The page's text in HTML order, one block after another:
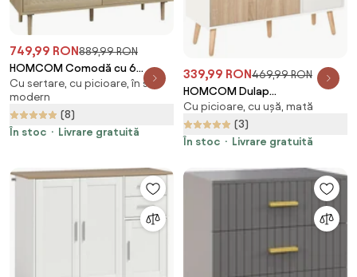
749,99 RON889,99 RON
HOMCOM Comodă cu 6
sertare, sertar de depozitare
înalt | Aosom Romania
Cu sertare, cu picioare, în stil
modern
(8)
În stoc
Livrare gratuită
339,99 RON469,99 RON
HOMCOM Dulap
Multifuncțional cu Sertar și Uși,
Stil Nordic, pentru Dormitor
sau Living, Alb și Culoare Lemn |
Cu picioare, cu ușă, mată
(3)
În stoc
Livrare gratuită